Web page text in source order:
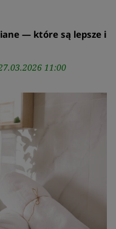
— które są lepsze i
11:00